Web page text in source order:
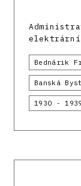
elektrární
Bednárik
Banská
1930 - 1939